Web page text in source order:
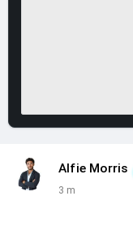
Alfie Morris
3 m